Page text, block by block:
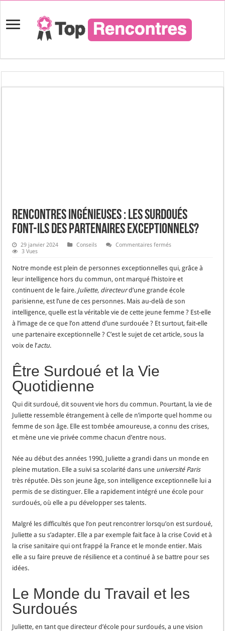
Rencontres Ingénieuses : Les Surdoués
Font-ils des Partenaires Exceptionnels?
29 janvier 2024 Conseils Commentaires ferméssur
Les
Surdoués
Font-
ils
Partenaires
Exceptionnels?
3 Vues
Notre monde est plein de personnes exceptionnelles qui, grâce à
leur intelligence hors du commun, ont marqué l’histoire et
continuent de le faire. Juliette, directeurd’une grande école
parisienne, est l’une de ces personnes. Mais au-delà de son
intelligence, quelle est la véritable vie de cette jeune femme ? Est-elle
à l’image de ce que l’on attend d’une surdouée ? Et surtout, fait-elle
une partenaire exceptionnelle ? C’est le sujet de cet article, sous la
voix de l’actu.
Être Surdoué et la Vie
Quotidienne
Qui dit surdoué, dit souvent vie hors du commun. Pourtant, la vie de
Juliette ressemble étrangement à celle de n’importe quel homme ou
femme de son âge. Elle est tombée amoureuse, a connu des crises,
et mène une vie privée comme chacun d’entre nous.
Née au début des années 1990, Juliette a grandi dans un monde en
pleine mutation. Elle a suivi sa scolarité dans une université Paris
très réputée. Dès son jeune âge, son intelligence exceptionnelle lui a
permis de se distinguer. Elle a rapidement intégré une école pour
surdoués, où elle a pu développer ses talents.
Malgré les difficultés que l’on peut rencontrer lorsqu’on est surdoué,
Juliette a su s’adapter. Elle a par exemple fait face à la crise Covid et à
la crise sanitaire qui ont frappé la France et le monde entier. Mais
elle a su faire preuve de résilience et a continué à se battre pour ses
idées.
Le Monde du Travail et les
Surdoués
Juliette, en tant que directeur d’école pour surdoués, a une vision